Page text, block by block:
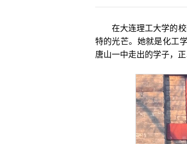
在大连理工大学的
特的光芒。她就是化工
唐山一中走出的学子，